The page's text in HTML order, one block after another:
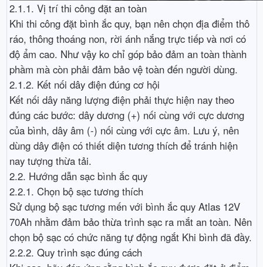
2.1.1. Vị trí thi công đặt an toàn
Khi thi công đặt bình ắc quy, bạn nên chọn địa điểm thô
ráo, thông thoáng non, rời ánh nắng trực tiếp và nơi có
độ ẩm cao. Như vậy ko chỉ góp bảo đảm an toàn thành
phầm mà còn phải đảm bảo vệ toàn đến người dùng.
2.1.2. Kết nối dây điện đúng cơ hội
Kết nối dây năng lượng điện phải thực hiện nay theo
đúng các bước: dây dương (+) nối cùng với cực dương
của bình, dây âm (-) nối cùng với cực âm. Lưu ý, nên
dùng dây điện có thiết diện tương thích để tránh hiện
nay tượng thừa tải.
2.2. Hướng dẫn sạc bình ắc quy
2.2.1. Chọn bộ sạc tương thích
Sử dụng bộ sạc tương mến với bình ắc quy Atlas 12V
70Ah nhằm đảm bảo thừa trình sạc ra mắt an toàn. Nên
chọn bộ sạc có chức năng tự động ngắt Khi bình đã đầy.
2.2.2. Quy trình sạc đúng cách